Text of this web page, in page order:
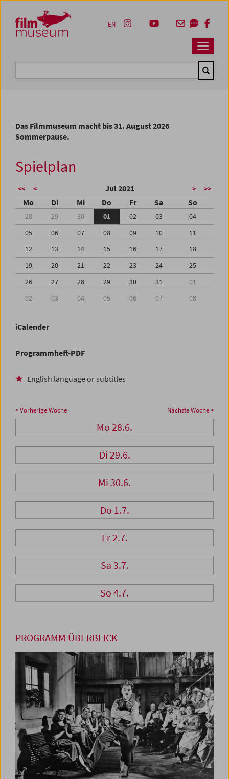
Zum Inhalt
Zum Hauptmenü
Zur Servicenavigation
Zum Suche
Navbar
EN
Das Filmmuseum macht bis 31. August 2026
Sommerpause.
Spielplan
<< < Jul 2021 > >>
Mo Di Mi Do Fr Sa So
28 29 30 01 02 03
04
05
06 07 08 09 10
11
12
13 14 15 16 17
18
19
20 21 22 23 24
25
26
27 28 29 30 31
01
02
03 04 05 06 07 08
iCalender
Programmheft-PDF
English language or subtitles
< Vorherige Woche Nächste Woche >
Mo 28.6.
Di 29.6.
Mi 30.6.
Do 1.7.
Fr 2.7.
Sa 3.7.
So 4.7.
PROGRAMM ÜBERBLICK